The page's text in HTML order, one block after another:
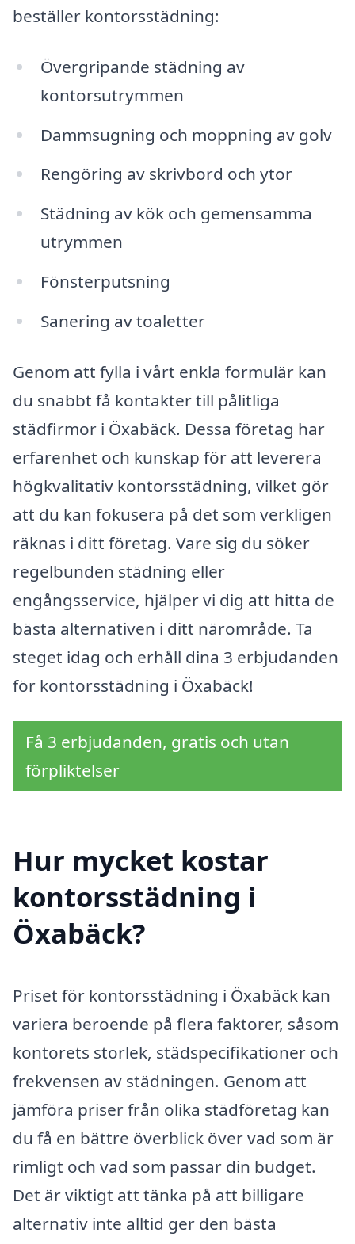
beställer kontorsstädning:
Övergripande städning av
kontorsutrymmen
Dammsugning och moppning av golv
Rengöring av skrivbord och ytor
Städning av kök och gemensamma
utrymmen
Fönsterputsning
Sanering av toaletter
Genom att fylla i vårt enkla formulär kan
du snabbt få kontakter till pålitliga
städfirmor i Öxabäck. Dessa företag har
erfarenhet och kunskap för att leverera
högkvalitativ kontorsstädning, vilket gör
att du kan fokusera på det som verkligen
räknas i ditt företag. Vare sig du söker
regelbunden städning eller
engångsservice, hjälper vi dig att hitta de
bästa alternativen i ditt närområde. Ta
steget idag och erhåll dina 3 erbjudanden
för kontorsstädning i Öxabäck!
Få 3 erbjudanden, gratis och utan
förpliktelser
Hur mycket kostar
kontorsstädning i
Öxabäck?
Priset för kontorsstädning i Öxabäck kan
variera beroende på flera faktorer, såsom
kontorets storlek, städspecifikationer och
frekvensen av städningen. Genom att
jämföra priser från olika städföretag kan
du få en bättre överblick över vad som är
rimligt och vad som passar din budget.
Det är viktigt att tänka på att billigare
alternativ inte alltid ger den bästa